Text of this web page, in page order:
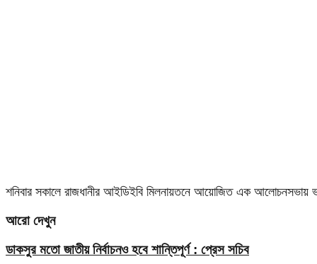
শনিবার সকালে রাজধানীর আইডিইবি মিলনায়তনে আয়োজিত এক আলোচনসভায়
আরো দেখুন
ডাকসুর মতো জাতীয় নির্বাচনও হবে শান্তিপূর্ণ : প্রেস সচিব